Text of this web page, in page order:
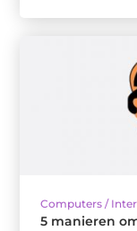
Computers /
5 manieren